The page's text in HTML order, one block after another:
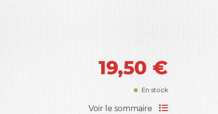
19,50 €
En stock
Voir le sommaire